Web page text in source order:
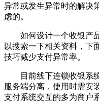
异常或发生异常时的解决
虑的。
如何设计一个收银产品
以搜索一下相关资料，下
技巧减少支付异常率。
目前线下连锁收银系
服务端分离，使用时需安
支付系统交互的多为商户